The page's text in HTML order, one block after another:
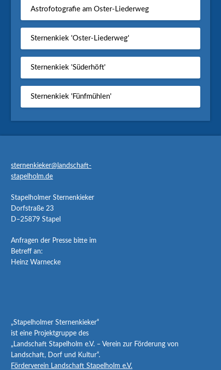
Astrofotografie am Oster-Liederweg
Sternenkiek 'Oster-Liederweg'
Sternenkiek 'Süderhöft'
Sternenkiek 'Fünfmühlen'
sternenkieker@landschaft-
stapelholm.de
Stapelholmer Sternenkieker
Dorfstraße 23
D–25879 Stapel
Anfragen der Presse bitte im
Betreff an:
Heinz Warnecke
„Stapelholmer Sternenkieker“
ist eine Projektgruppe des
„Landschaft Stapelholm e.V. – Verein zur Förderung von
Landschaft, Dorf und Kultur“.
Förderverein Landschaft Stapelholm e.V.